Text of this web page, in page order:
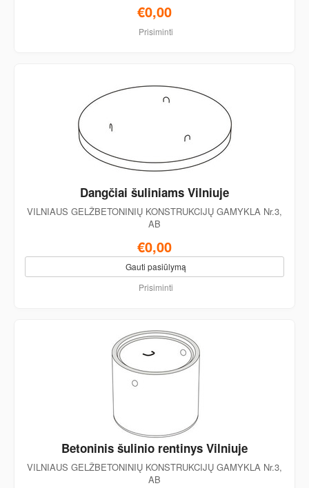
€0,00
Prisiminti
Dangčiai šuliniams Vilniuje
VILNIAUS GELŽBETONINIŲ KONSTRUKCIJŲ GAMYKLA Nr.3,
AB
€0,00
Gauti pasiūlymą
Prisiminti
Betoninis šulinio rentinys Vilniuje
VILNIAUS GELŽBETONINIŲ KONSTRUKCIJŲ GAMYKLA Nr.3,
AB